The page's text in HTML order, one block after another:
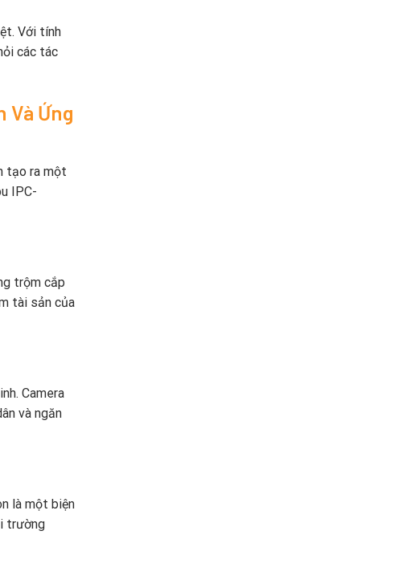
Với tính
các tác
Và Ứng
tạo ra một
IPC-
trộm cắp
tài sản của
Camera
và ngăn
là một biện
trường